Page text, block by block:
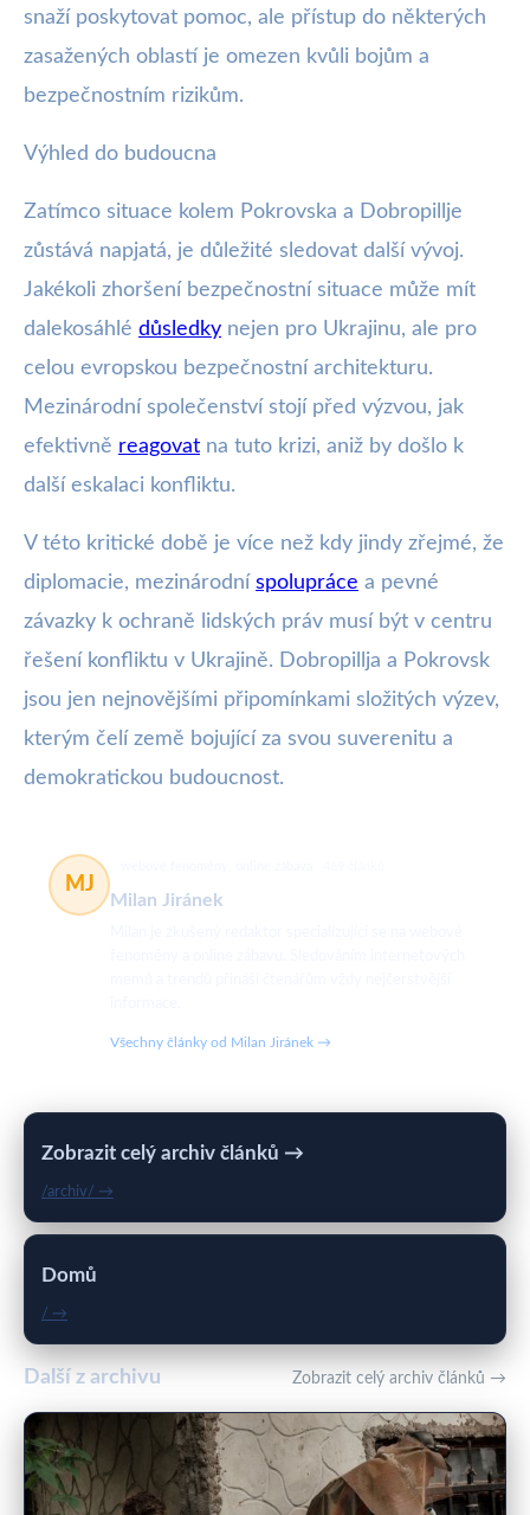
snaží poskytovat pomoc, ale přístup do některých
zasažených oblastí je omezen kvůli bojům a
bezpečnostním rizikům.
Výhled do budoucna
Zatímco situace kolem Pokrovska a Dobropillje
zůstává napjatá, je důležité sledovat další vývoj.
Jakékoli zhoršení bezpečnostní situace může mít
dalekosáhlé důsledky nejen pro Ukrajinu, ale pro
celou evropskou bezpečnostní architekturu.
Mezinárodní společenství stojí před výzvou, jak
efektivně reagovat na tuto krizi, aniž by došlo k
další eskalaci konfliktu.
V této kritické době je více než kdy jindy zřejmé, že
diplomacie, mezinárodní spolupráce a pevné
závazky k ochraně lidských práv musí být v centru
řešení konfliktu v Ukrajině. Dobropillja a Pokrovsk
jsou jen nejnovějšími připomínkami složitých výzev,
kterým čelí země bojující za svou suverenitu a
demokratickou budoucnost.
MJ
Milan Jiránek
Všechny články od Milan Jiránek →
Zobrazit celý archiv článků →
/archiv/ →
Domů
/ →
Další z archivu Zobrazit celý archiv článků →